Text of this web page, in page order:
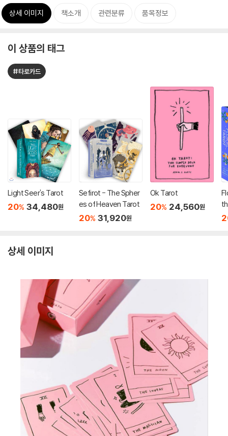
상세 이미지 책소개 관련분류 품목정보
이 상품의 태그
#타로카드
Light Seer's Tarot
20% 34,480원
Sefirot - The Spher
es of Heaven Tarot
20% 31,920원
Ok Tarot
20% 24,560원
상세 이미지